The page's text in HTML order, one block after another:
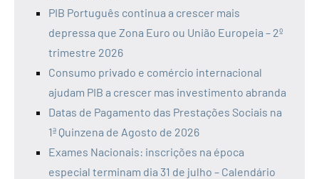
PIB Português continua a crescer mais
depressa que Zona Euro ou União Europeia – 2º
trimestre 2026
Consumo privado e comércio internacional
ajudam PIB a crescer mas investimento abranda
Datas de Pagamento das Prestações Sociais na
1ª Quinzena de Agosto de 2026
Exames Nacionais: inscrições na época
especial terminam dia 31 de julho – Calendário